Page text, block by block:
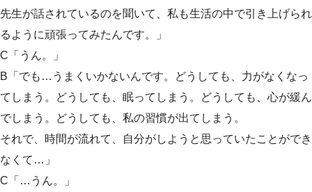
先生が話されているのを聞いて、私も生活の中で引き上げられ
るように頑張ってみたんです。」
C「うん。」
B「でも…うまくいかないんです。どうしても、力がなくなっ
てしまう。どうしても、眠ってしまう。どうしても、心が緩ん
でしまう。どうしても、私の習慣が出てしまう。
それで、時間が流れて、自分がしようと思っていたことができ
なくて…」
C「…うん。」